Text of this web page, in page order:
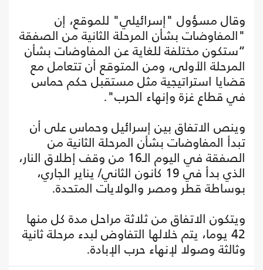
وقال مسؤول "إسرائيلي" للموقع، إن
"المفاوضات بشأن المرحلة الثانية من الصفقة
“ستكون مختلفة للغاية عن المفاوضات بشأن
المرحلة الأولى، ومن المتوقع أن تتعامل مع
قضايا استراتيجية مثل مستقبل حكم حماس
في قطاع غزة وإنهاء الحرب".
وينص الاتفاق بين إسرائيل وحماس على أن
تبدأ المفاوضات بشأن المرحلة الثانية من
الصفقة في اليوم الـ16 من وقف إطلاق النار،
الذي بدأ في 19 كانون الثاني/ يناير الجاري،
بوساطة قطر ومصر والولايات المتحدة.
ويتكون الاتفاق من ثلاثة مراحل مدة كل منها
42 يوما، يتم خلالها التفاوض لبدء مرحلة ثانية
وثالثة وصولا لإنهاء حرب الإبادة.